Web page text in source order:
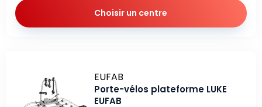
Choisir un centre
Marque
EUFAB
Porte-vélos plateforme LUKE
EUFAB